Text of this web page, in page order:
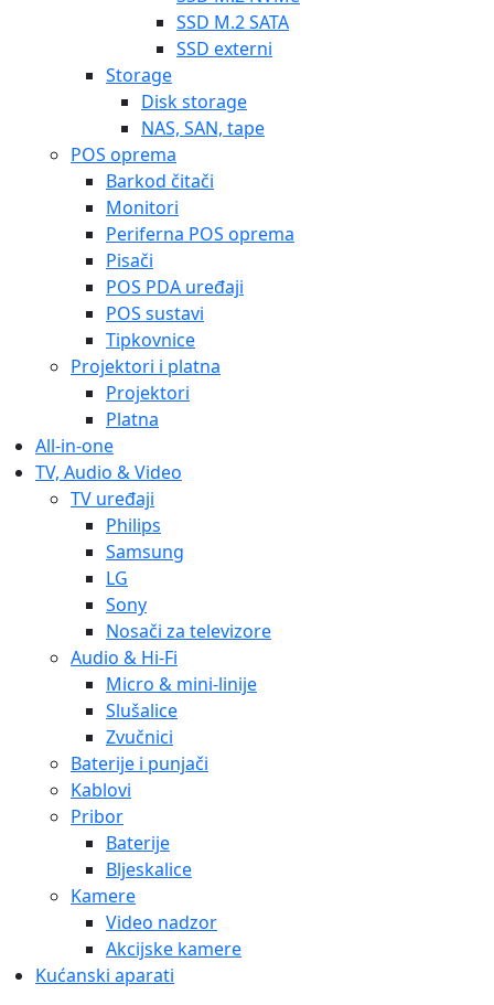
SSD M.2 SATA
SSD externi
Storage
Disk storage
NAS, SAN, tape
POS oprema
Barkod čitači
Monitori
Periferna POS oprema
Pisači
POS PDA uređaji
POS sustavi
Tipkovnice
Projektori i platna
Projektori
Platna
All-in-one
TV, Audio & Video
TV uređaji
Philips
Samsung
LG
Sony
Nosači za televizore
Audio & Hi-Fi
Micro & mini-linije
Slušalice
Zvučnici
Baterije i punjači
Kablovi
Pribor
Baterije
Bljeskalice
Kamere
Video nadzor
Akcijske kamere
Kućanski aparati